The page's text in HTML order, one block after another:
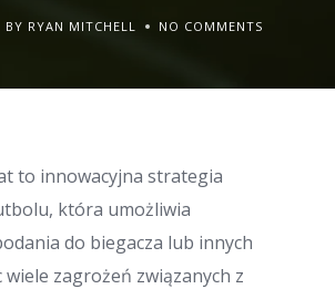
BY RYAN MITCHELL NO COMMENTS
to innowacyjna strategia
która umożliwia
do biegacza lub innych
zagrożeń związanych z